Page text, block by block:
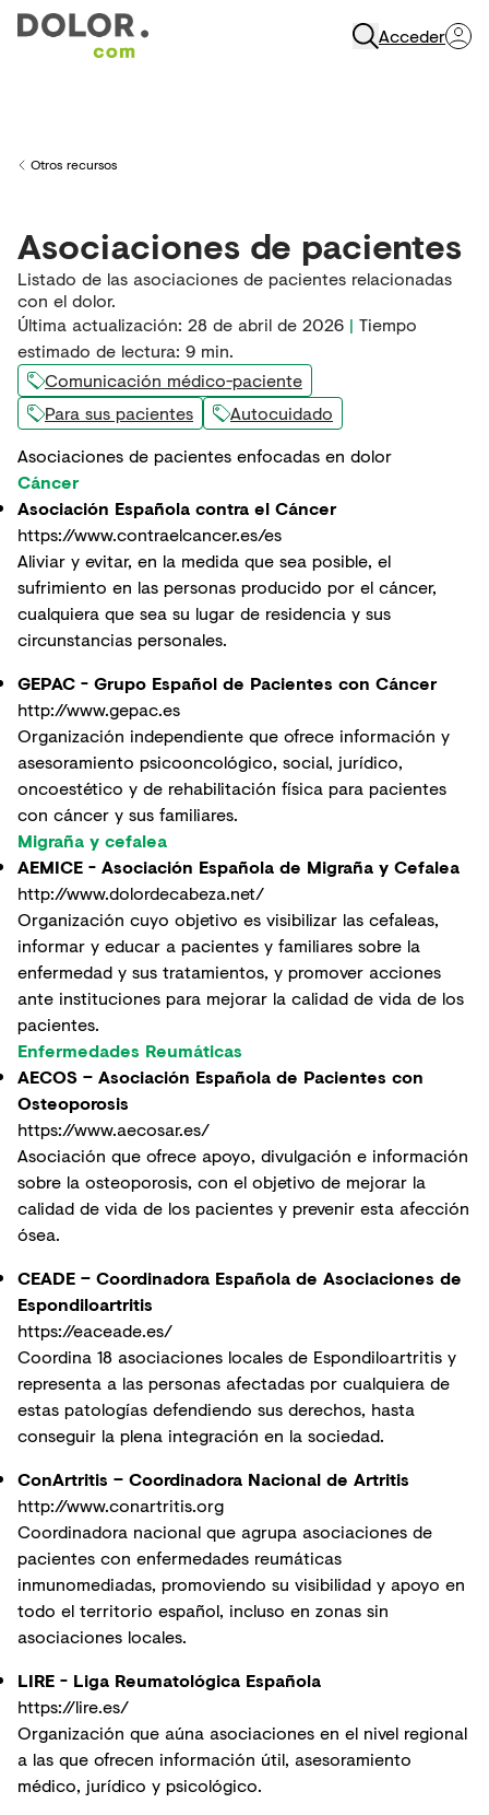
Acceder
Back to
Otros recursos
Asociaciones de pacientes
Listado de las asociaciones de pacientes relacionadas
con el dolor.
Última actualización: 28 de abril de 2026 | Tiempo
estimado de lectura: 9 min.
Comunicación médico-paciente
Para sus pacientes
Autocuidado
Asociaciones de pacientes enfocadas en dolor
Cáncer
Asociación Española contra el Cáncer
https://www.contraelcancer.es/es
Aliviar y evitar, en la medida que sea posible, el
sufrimiento en las personas producido por el cáncer,
cualquiera que sea su lugar de residencia y sus
circunstancias personales.
GEPAC - Grupo Español de Pacientes con Cáncer
http://www.gepac.es
Organización independiente que ofrece información y
asesoramiento psicooncológico, social, jurídico,
oncoestético y de rehabilitación física para pacientes
con cáncer y sus familiares.
Migraña y cefalea
AEMICE - Asociación Española de Migraña y Cefalea
http://www.dolordecabeza.net/
Organización cuyo objetivo es visibilizar las cefaleas,
informar y educar a pacientes y familiares sobre la
enfermedad y sus tratamientos, y promover acciones
ante instituciones para mejorar la calidad de vida de los
pacientes.
Enfermedades Reumáticas
AECOS – Asociación Española de Pacientes con
Osteoporosis
https://www.aecosar.es/
Asociación que ofrece apoyo, divulgación e información
sobre la osteoporosis, con el objetivo de mejorar la
calidad de vida de los pacientes y prevenir esta afección
ósea.
CEADE – Coordinadora Española de Asociaciones de
Espondiloartritis
https://eaceade.es/
Coordina 18 asociaciones locales de Espondiloartritis y
representa a las personas afectadas por cualquiera de
estas patologías defendiendo sus derechos, hasta
conseguir la plena integración en la sociedad.
ConArtritis – Coordinadora Nacional de Artritis
http://www.conartritis.org
Coordinadora nacional que agrupa asociaciones de
pacientes con enfermedades reumáticas
inmunomediadas, promoviendo su visibilidad y apoyo en
todo el territorio español, incluso en zonas sin
asociaciones locales.
LIRE - Liga Reumatológica Española
https://lire.es/
Organización que aúna asociaciones en el nivel regional
a las que ofrecen información útil, asesoramiento
médico, jurídico y psicológico.